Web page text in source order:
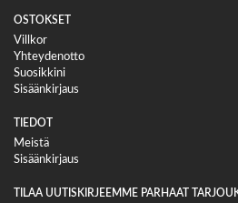
OSTOKSET
Villkor
Yhteydenotto
Suosikkini
Sisäänkirjaus
TIEDOT
Meistä
Sisäänkirjaus
TILAA UUTISKIRJEEMME PARHAAT